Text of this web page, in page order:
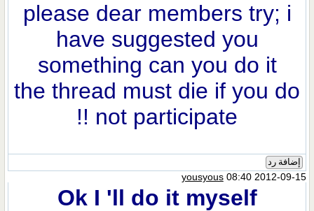
please dear members try; i
have suggested you
something can you do it
the thread must die if you do
not participate !!
إضافة رد
yousyous08:40 2012-09-15
Ok I 'll do it myself